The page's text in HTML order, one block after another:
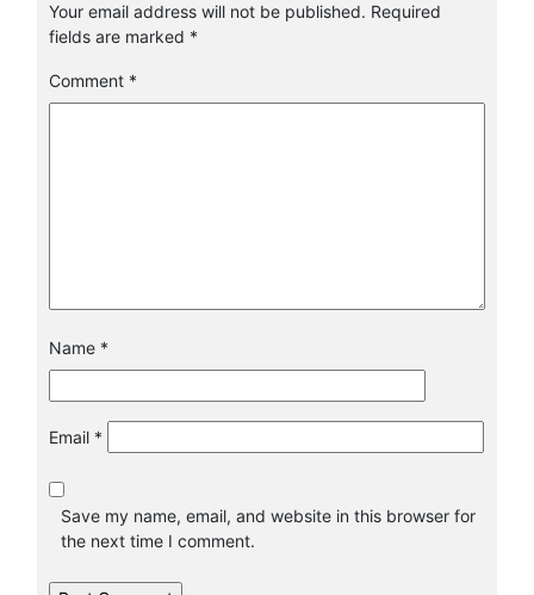
Your email address will not be published. Required
fields are marked *
Comment *
Name *
Email *
Save my name, email, and website in this browser for
the next time I comment.